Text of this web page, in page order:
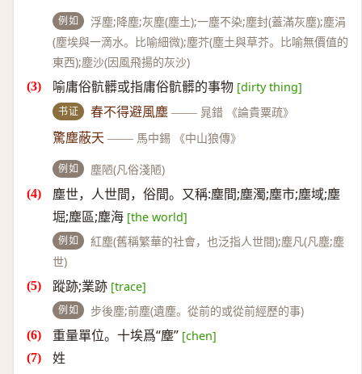
例如
浮塵;降塵;灰塵(塵土);一塵不染;塵封(蓋滿灰塵);塵涓
(塵埃與一滴水。比喻細微);塵芥(塵土與草芥。比喻無價值的
東西);塵沙(因風飛揚的灰沙)
喻庸俗骯髒或指庸俗骯髒的事物 [dirty thing]
书证 春不得避風塵 —— 晁錯 《論貴粟疏》
驚塵蔽天 —— 馬中錫 《中山狼傳》
例如 塵陋(凡俗淺陋)
塵世，人世間，俗間。又稱:塵間;塵濁;塵市;塵域;塵
堀;塵區;塵海 [the world]
例如
紅塵(舊稱繁華的社會，也泛指人世間);塵凡(凡塵;塵
世)
蹤跡;業跡 [trace]
例如 步後塵;前塵(遺塵。從前的或從前經歷的事)
重量單位。十埃爲“塵” [chen]
姓